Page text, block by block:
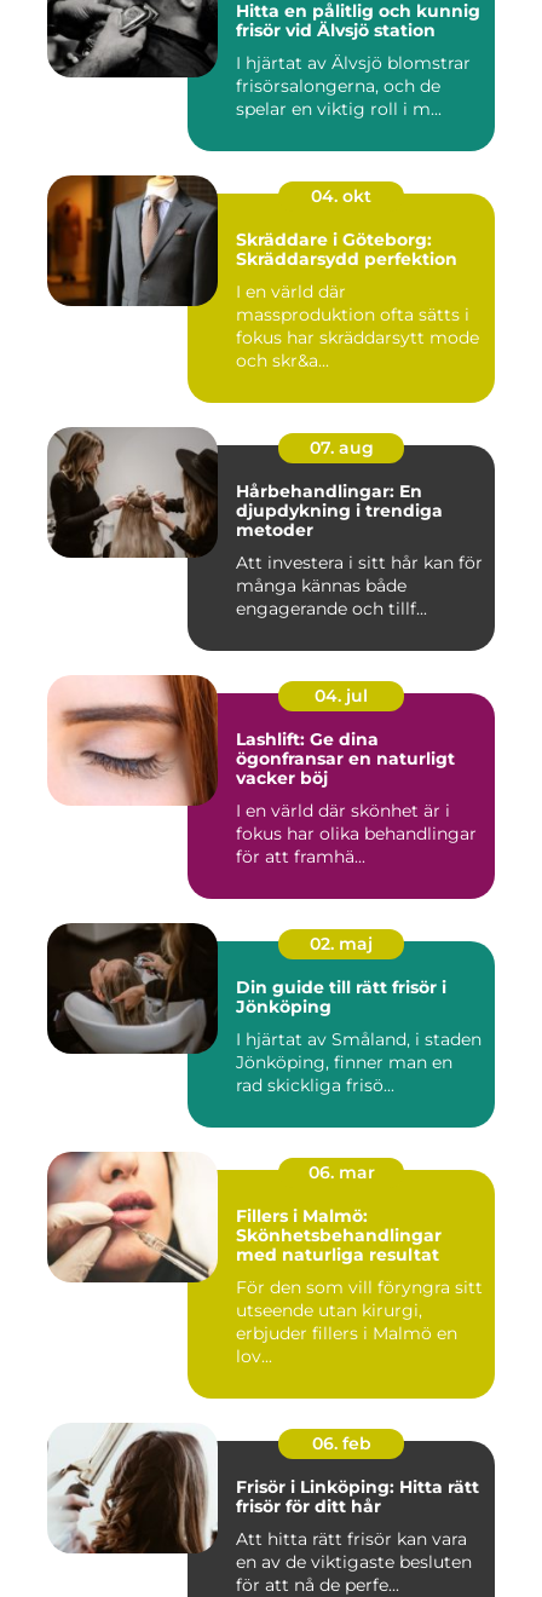
Hitta en pålitlig och kunnig
frisör vid Älvsjö station
I hjärtat av Älvsjö blomstrar
frisörsalongerna, och de
spelar en viktig roll i m...
04. okt
Skräddare i Göteborg:
Skräddarsydd perfektion
I en värld där
massproduktion ofta sätts i
fokus har skräddarsytt mode
och skr&a...
07. aug
Hårbehandlingar: En
djupdykning i trendiga
metoder
Att investera i sitt hår kan för
många kännas både
engagerande och tillf...
04. jul
Lashlift: Ge dina
ögonfransar en naturligt
vacker böj
I en värld där skönhet är i
fokus har olika behandlingar
för att framhä...
02. maj
Din guide till rätt frisör i
Jönköping
I hjärtat av Småland, i staden
Jönköping, finner man en
rad skickliga frisö...
06. mar
Fillers i Malmö:
Skönhetsbehandlingar
med naturliga resultat
För den som vill föryngra sitt
utseende utan kirurgi,
erbjuder fillers i Malmö en
lov...
06. feb
Frisör i Linköping: Hitta rätt
frisör för ditt hår
Att hitta rätt frisör kan vara
en av de viktigaste besluten
för att nå de perfe...